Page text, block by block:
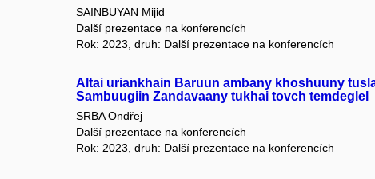
SAINBUYAN Mijid
Další prezentace na konferencích
Rok: 2023, druh: Další prezentace na konferencích
Altai uriankhain Baruun ambany khoshuuny
Sambuugiin Zandavaany tukhai tovch temdeglel
SRBA Ondřej
Další prezentace na konferencích
Rok: 2023, druh: Další prezentace na konferencích